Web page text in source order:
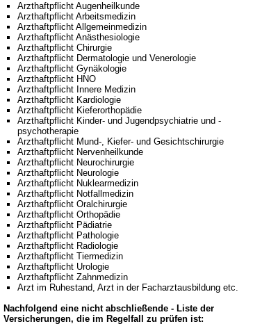
Arzthaftpflicht Augenheilkunde
Arzthaftpflicht Arbeitsmedizin
Arzthaftpflicht Allgemeinmedizin
Arzthaftpflicht Anästhesiologie
Arzthaftpflicht Chirurgie
Arzthaftpflicht Dermatologie und Venerologie
Arzthaftpflicht Gynäkologie
Arzthaftpflicht HNO
Arzthaftpflicht Innere Medizin
Arzthaftpflicht Kardiologie
Arzthaftpflicht Kieferorthopädie
Arzthaftpflicht Kinder- und Jugendpsychiatrie und -
psychotherapie
Arzthaftpflicht Mund-, Kiefer- und Gesichtschirurgie
Arzthaftpflicht Nervenheilkunde
Arzthaftpflicht Neurochirurgie
Arzthaftpflicht Neurologie
Arzthaftpflicht Nuklearmedizin
Arzthaftpflicht Notfallmedizin
Arzthaftpflicht Oralchirurgie
Arzthaftpflicht Orthopädie
Arzthaftpflicht Pädiatrie
Arzthaftpflicht Pathologie
Arzthaftpflicht Radiologie
Arzthaftpflicht Tiermedizin
Arzthaftpflicht Urologie
Arzthaftpflicht Zahnmedizin
Arzt im Ruhestand, Arzt in der Facharztausbildung etc.
Nachfolgend eine nicht abschließende - Liste der
Versicherungen, die im Regelfall zu prüfen ist: